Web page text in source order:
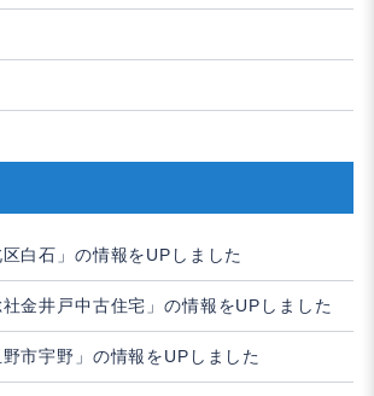
白石」の情報をUPしました
金井戸中古住宅」の情報をUPしました
市宇野」の情報をUPしました